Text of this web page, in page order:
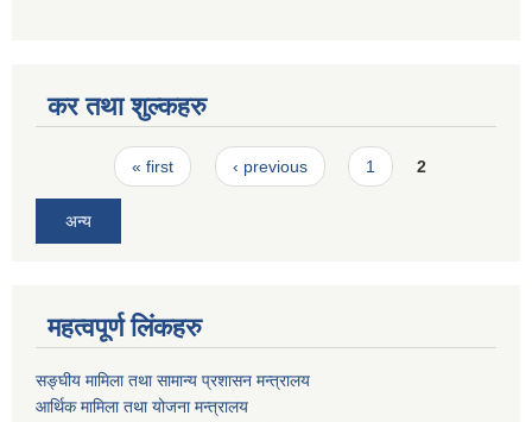
कर तथा शुल्कहरु
Pages« first ‹ previous 1 2
अन्य
महत्वपूर्ण लिंकहरु
सङ्घीय मामिला तथा सामान्य प्रशासन मन्त्रालय
आर्थिक मामिला तथा योजना मन्त्रालय